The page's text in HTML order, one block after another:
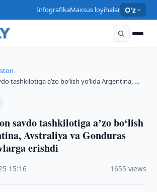
InfografikaMaxsus loyihalar O'z
›
tashkilotiga aʼzo bo‘lish yo‘lida Argentina, …
savdo tashkilotiga aʼzo bo‘lish
Avstraliya va Gonduras
erishdi
15:16 1655 views